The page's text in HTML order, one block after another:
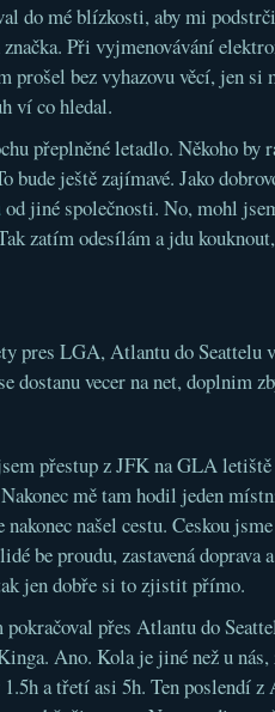
do mé blízkosti, aby mi
Při vyjmenovávání
prošel bez vyhazovu věcí, jen si
ví co hledal.
přeplněné letadlo. Někoho by
bude ještě zajímavé. Jako
od jiné společnosti. No, mohl
zatím odesílám a jdu
pres LGA, Atlantu do Seattelu
dostanu vecer na net, doplnim
přestup z JFK na GLA
mě tam hodil jeden
našel cestu. Ceskou
be proudu, zastavená doprava
jen dobře si to zjistit přímo.
přes Atlantu do
Ano. Kola je jiné než u nás,
a třetí asi 5h. Ten poslendí z